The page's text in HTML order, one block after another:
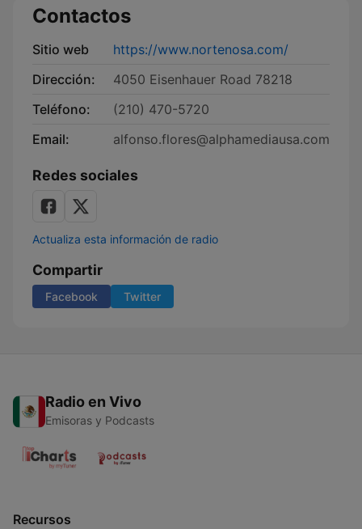
Contactos
Sitio web
https://www.nortenosa.com/
Dirección:
4050 Eisenhauer Road 78218
Teléfono:
(210) 470-5720
Email:
alfonso.flores@alphamediausa.com
Redes sociales
Actualiza esta información de radio
Compartir
Facebook Twitter
Radio en Vivo
Emisoras y Podcasts
Recursos